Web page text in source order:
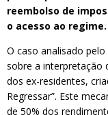
reembolso de
o acesso ao regime.
O caso analisado
sobre a interpretação
dos ex-residentes,
Regressar”. Este
de 50% dos